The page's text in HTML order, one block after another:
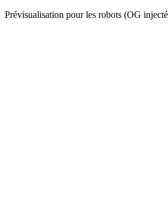
Prévisualisation pour les robots (OG